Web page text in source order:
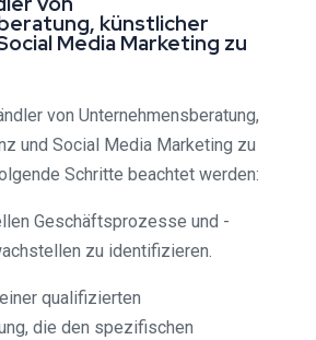
künstlicher
Media Marketing zu
von Unternehmensberatung,
und Social Media Marketing zu
Schritte beachtet werden:
Geschäftsprozesse und -
zu identifizieren.
qualifizierten
die den spezifischen